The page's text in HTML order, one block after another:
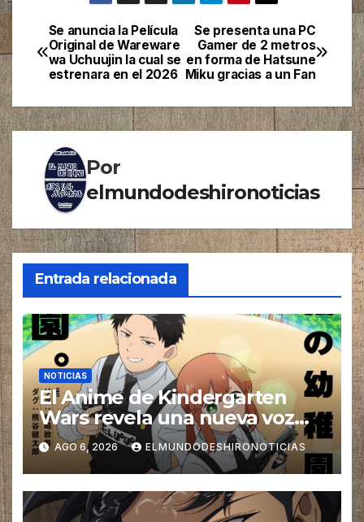
Navegación
de
entradas
Se presenta una PC
Gamer de 2 metros
en forma de Hatsune
Miku gracias a un Fan
Se anuncia la Película
Original de Wareware
wa Uchuujin la cual se
estrenara en el 2026
Por
elmundodeshironoticias
Entrada relacionada
NOTICIAS
El Anime de Kindergarten
Wars revela una nueva voz
para su elenco se estrena en
el 2027
AGO 6, 2026 ELMUNDODESHIRONOTICIAS